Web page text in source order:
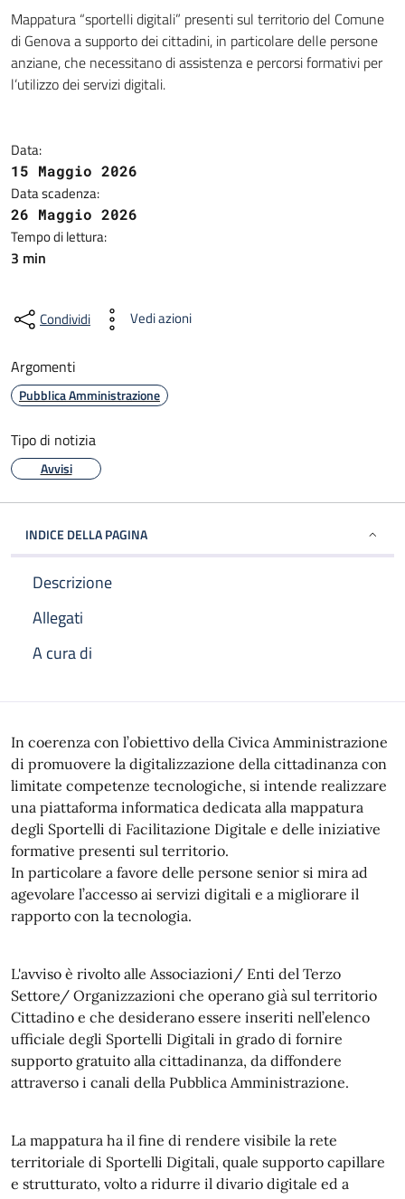
Mappatura “sportelli digitali” presenti sul territorio del Comune
di Genova a supporto dei cittadini, in particolare delle persone
anziane, che necessitano di assistenza e percorsi formativi per
l’utilizzo dei servizi digitali.
Data:
15 Maggio 2026
Data scadenza:
26 Maggio 2026
Tempo di lettura:
3 min
Condividi Vedi azioni
Argomenti
Pubblica Amministrazione
Tipo di notizia
Avvisi
INDICE DELLA PAGINA
Descrizione
Allegati
A cura di
Descrizione
In coerenza con l’obiettivo della Civica Amministrazione
di promuovere la digitalizzazione della cittadinanza con
limitate competenze tecnologiche, si intende realizzare
una piattaforma informatica dedicata alla mappatura
degli Sportelli di Facilitazione Digitale e delle iniziative
formative presenti sul territorio.
In particolare a favore delle persone senior si mira ad
agevolare l’accesso ai servizi digitali e a migliorare il
rapporto con la tecnologia.
L'avviso è rivolto alle Associazioni/ Enti del Terzo
Settore/ Organizzazioni che operano già sul territorio
Cittadino e che desiderano essere inseriti nell’elenco
ufficiale degli Sportelli Digitali in grado di fornire
supporto gratuito alla cittadinanza, da diffondere
attraverso i canali della Pubblica Amministrazione.
La mappatura ha il fine di rendere visibile la rete
territoriale di Sportelli Digitali, quale supporto capillare
e strutturato, volto a ridurre il divario digitale ed a